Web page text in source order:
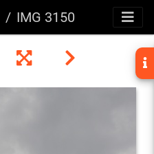
IMG 3150